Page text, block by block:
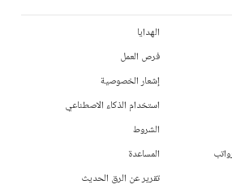
الهدايا
فرص العمل
إشعار الخصوصية
استخدام الذكاء الاصطناعي
الشروط
المساعدة
تقرير عن الرق الحديث